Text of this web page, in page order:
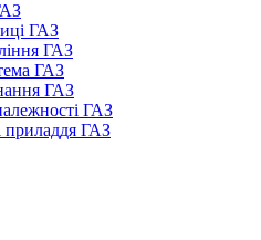
ГАЗ
ГАЗ
ГАЗ
ГАЗ
ГАЗ
приладдя ГАЗ